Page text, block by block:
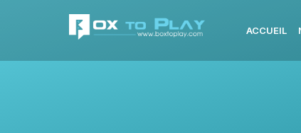
ACCUEIL